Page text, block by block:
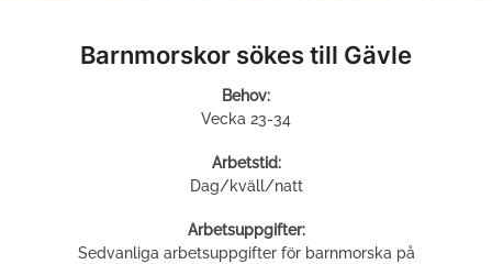
Barnmorskor sökes till Gävle
Behov:
Vecka 23-34
Arbetstid:
Dag/kväll/natt
Arbetsuppgifter:
Sedvanliga arbetsuppgifter för barnmorska på